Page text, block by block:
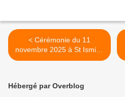
< Cérémonie du 11
novembre 2025 à St Ismier,
article du DL
Hébergé par Overblog